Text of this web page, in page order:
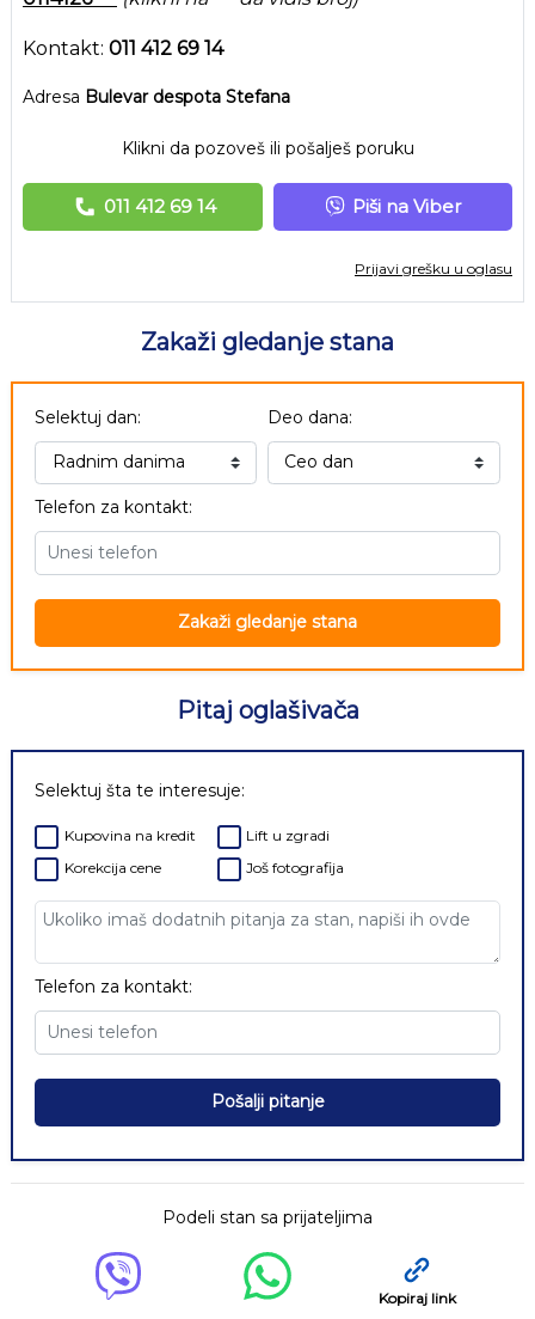
Kontakt: 011 412 69 14
Adresa Bulevar despota Stefana
Klikni da pozoveš ili pošalješ poruku
011 412 69 14 Piši na Viber
Prijavi grešku u oglasu
Zakaži gledanje stana
Selektuj dan: Deo dana:
Telefon za kontakt:
Zakaži gledanje stana
Pitaj oglašivača
Selektuj šta te interesuje:
Kupovina na kredit
Korekcija cene
Lift u zgradi
Još fotografija
Telefon za kontakt:
Pošalji pitanje
Podeli stan sa prijateljima
Kopiraj link